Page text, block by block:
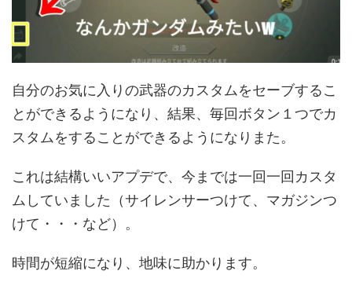
自分のお気に入りの武器のカスタムをセーブするこ
とができるようになり、結果、毎回ボタン１つでカ
スタムをすることができるようになりまた。
これは結構いいアプデで、今までは一回一回カスタ
ムしていました（サイレンサーつけて、マガジンつ
けて・・・など）。
時間が短縮になり、地味に助かります。